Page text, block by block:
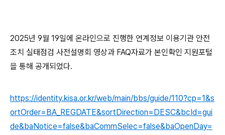
2025년 9월 19일에 온라인으로 진행한 연계정보 이용기관 안전
조치 실태점검 사전설명회 영상과 FAQ자료가 본인확인 지원포털
을 통해 공개되었다.
https://identity.kisa.or.kr/web/main/bbs/guide/110?cp=1&s
ortOrder=BA_REGDATE&sortDirection=DESC&bcId=gui
de&baNotice=false&baCommSelec=false&baOpenDay=